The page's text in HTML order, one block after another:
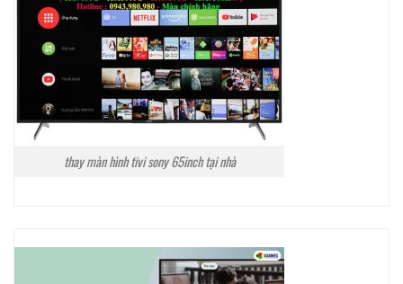
thay màn hình tivi sony 65inch tại nhà